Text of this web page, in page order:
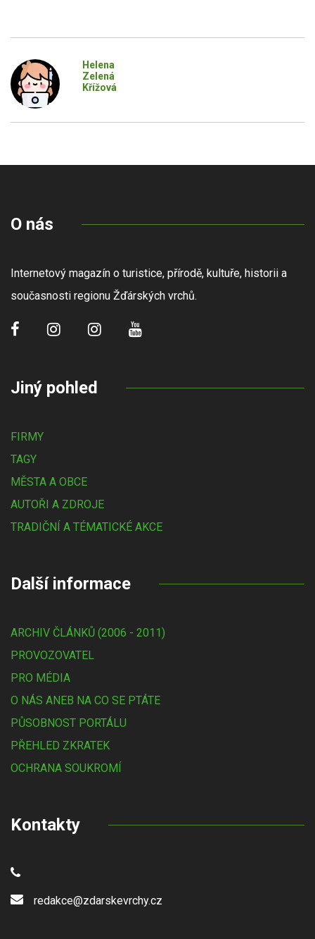
Helena
Zelená
Křížová
O nás
Internetový magazín o turistice, přírodě, kultuře, historii a
současnosti regionu Žďárských vrchů.
Jiný pohled
FIRMY
TAGY
MĚSTA A OBCE
AUTOŘI A ZDROJE
TRADIČNÍ A TÉMATICKÉ AKCE
Další informace
ARCHIV ČLÁNKŮ (2006 - 2011)
PROVOZOVATEL
PRO MÉDIA
O NÁS ANEB NA CO SE PTÁTE
PŮSOBNOST PORTÁLU
PŘEHLED ZKRATEK
OCHRANA SOUKROMÍ
Kontakty
redakce@zdarskevrchy.cz